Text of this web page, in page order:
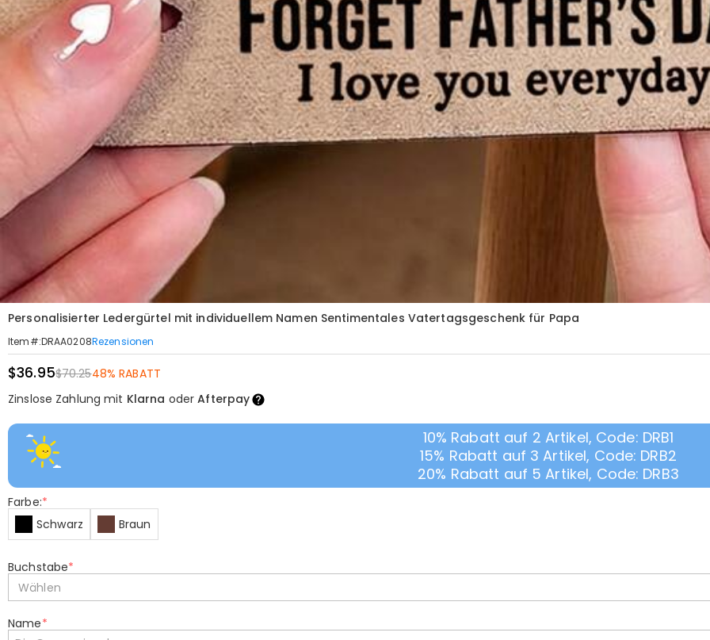
Personalisierter Ledergürtel mit individuellem Namen Sentimentales Vatertagsgeschenk für Papa
Item#:DRAA0208Rezensionen
$36.95$70.2548% RABATT
Zinslose Zahlung mit Klarna oderAfterpay
10% Rabatt auf 2 Artikel, Code: DRB1
15% Rabatt auf 3 Artikel, Code: DRB2
20% Rabatt auf 5 Artikel, Code: DRB3
Farbe:*
Schwarz
Braun
Buchstabe*
Wählen
Name*